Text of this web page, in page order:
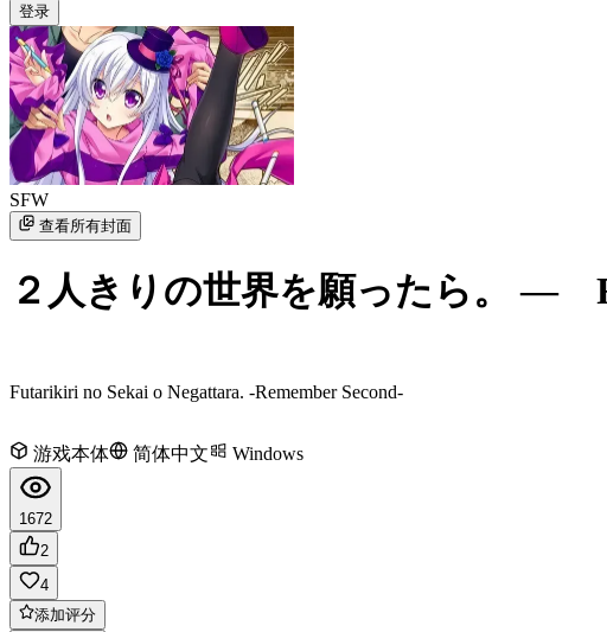
登录
SFW
查看所有封面
２人きりの世界を願ったら。 ―
Futarikiri no Sekai o Negattara. -Remember Second-
游戏本体 简体中文 Windows
1672
2
4
添加评分